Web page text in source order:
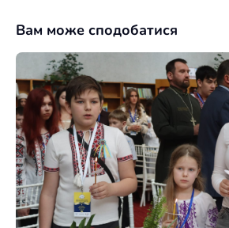
Вам може сподобатися